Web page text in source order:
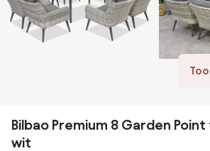
Bilbao Premium 8 Garden
wit